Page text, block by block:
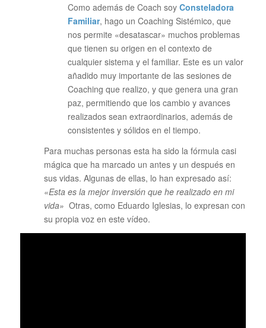
Como además de Coach soy Consteladora
Familiar, hago un Coaching Sistémico, que
nos permite «desatascar» muchos problemas
que tienen su origen en el contexto de
cualquier sistema y el familiar. Este es un valor
añadido muy importante de las sesiones de
Coaching que realizo, y que genera una gran
paz, permitiendo que los cambio y avances
realizados sean extraordinarios, además de
consistentes y sólidos en el tiempo.
Para muchas personas esta ha sido la fórmula casi
mágica que ha marcado un antes y un después en
sus vidas. Algunas de ellas, lo han expresado así:
«Esta es la mejor inversión que he realizado en mi
vida» Otras, como Eduardo Iglesias, lo expresan con
su propia voz en este vídeo.